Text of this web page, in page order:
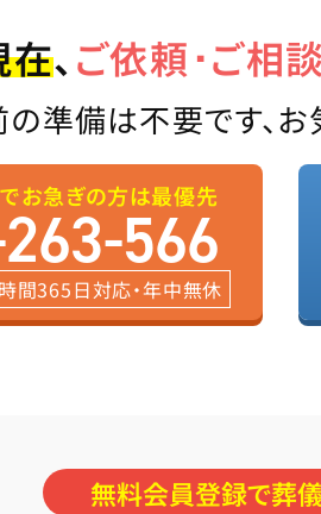
在、ご依頼･ご相談
準備は不要です、
お急ぎの方は最優先
566
間365日対応・年中無休
無料会員登録で葬